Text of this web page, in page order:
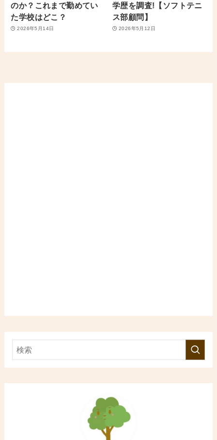
のか？これまで勤めてい
た学校はどこ？
2026年5月14日
学歴を調査!【ソフトテニ
ス部顧問】
2026年5月12日